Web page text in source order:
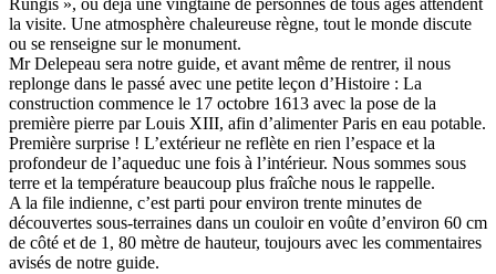
la visite. Une atmosphère chaleureuse règne, tout le monde discute
ou se renseigne sur le monument.
Mr Delepeau sera notre guide, et avant même de rentrer, il nous
replonge dans le passé avec une petite leçon d’Histoire : La
construction commence le 17 octobre 1613 avec la pose de la
première pierre par Louis XIII, afin d’alimenter Paris en eau potable.
Première surprise ! L’extérieur ne reflète en rien l’espace et la
profondeur de l’aqueduc une fois à l’intérieur. Nous sommes sous
terre et la température beaucoup plus fraîche nous le rappelle.
A la file indienne, c’est parti pour environ trente minutes de
découvertes sous-terraines dans un couloir en voûte d’environ 60 cm
de côté et de 1, 80 mètre de hauteur, toujours avec les commentaires
avisés de notre guide.